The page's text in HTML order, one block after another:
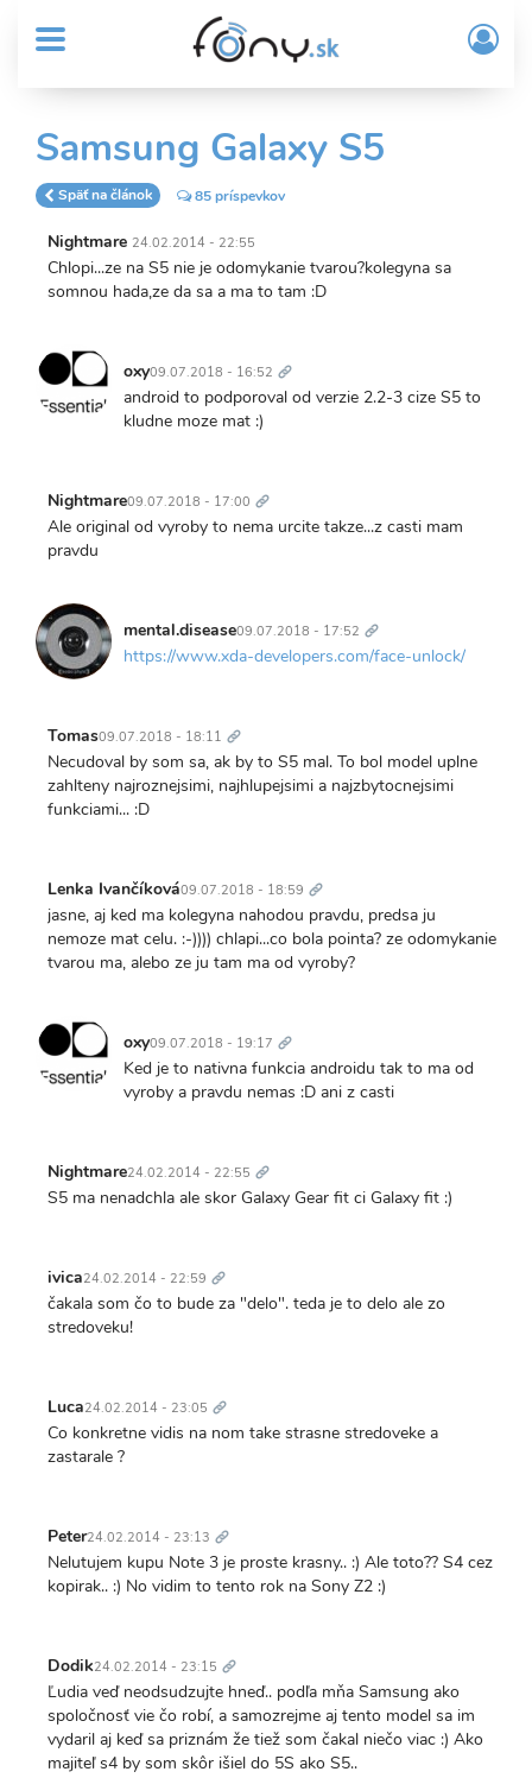
obsah
MENU
Sub
Header
menu
User
account
menu
/
Samsung Galaxy S5
Späť na článok 85 príspevkov
Nightmare 24.02.2014 - 22:55
Chlopi...ze na S5 nie je odomykanie tvarou?kolegyna sa
somnou hada,ze da sa a ma to tam :D
oxy09.07.2018 - 16:52 odkaz
android to podporoval od verzie 2.2-3 cize S5 to
kludne moze mat :)
Nightmare09.07.2018 - 17:00 odkaz
Ale original od vyroby to nema urcite takze...z casti mam
pravdu
mental.disease09.07.2018 - 17:52 odkaz
https://www.xda-developers.com/face-unlock/
Tomas09.07.2018 - 18:11 odkaz
Necudoval by som sa, ak by to S5 mal. To bol model uplne
zahlteny najroznejsimi, najhlupejsimi a najzbytocnejsimi
funkciami... :D
Lenka Ivančíková09.07.2018 - 18:59 odkaz
jasne, aj ked ma kolegyna nahodou pravdu, predsa ju
nemoze mat celu. :-)))) chlapi...co bola pointa? ze odomykanie
tvarou ma, alebo ze ju tam ma od vyroby?
oxy09.07.2018 - 19:17 odkaz
Ked je to nativna funkcia androidu tak to ma od
vyroby a pravdu nemas :D ani z casti
Nightmare24.02.2014 - 22:55 odkaz
S5 ma nenadchla ale skor Galaxy Gear fit ci Galaxy fit :)
ivica24.02.2014 - 22:59 odkaz
čakala som čo to bude za "delo". teda je to delo ale zo
stredoveku!
Luca24.02.2014 - 23:05 odkaz
Co konkretne vidis na nom take strasne stredoveke a
zastarale ?
Peter24.02.2014 - 23:13 odkaz
Nelutujem kupu Note 3 je proste krasny.. :) Ale toto?? S4 cez
kopirak.. :) No vidim to tento rok na Sony Z2 :)
Dodik24.02.2014 - 23:15 odkaz
Ľudia veď neodsudzujte hneď.. podľa mňa Samsung ako
spoločnosť vie čo robí, a samozrejme aj tento model sa im
vydaril aj keď sa priznám že tiež som čakal niečo viac :) Ako
majiteľ s4 by som skôr išiel do 5S ako S5..